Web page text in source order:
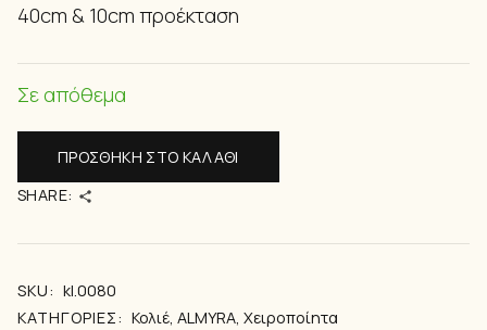
40cm & 10cm προέκταση
Σε απόθεμα
ΠΡΟΣΘΉΚΗ ΣΤΟ ΚΑΛΆΘΙ
SHARE:
SKU: kl.0080
ΚΑΤΗΓΟΡΊΕΣ: Κολιέ,ALMYRA,Χειροποίητα